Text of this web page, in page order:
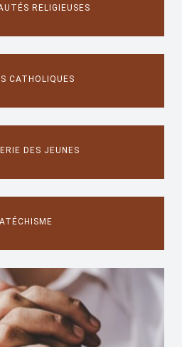
RELIGIEUSES
CATHOLIQUES
DES JEUNES